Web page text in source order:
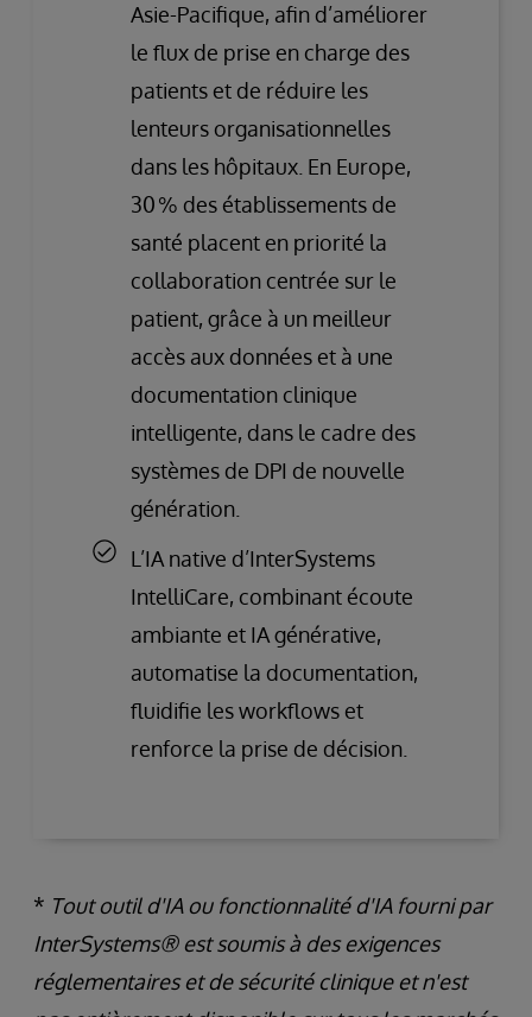
Asie-Pacifique, afin d’améliorer
le flux de prise en charge des
patients et de réduire les
lenteurs organisationnelles
dans les hôpitaux. En Europe,
30 % des établissements de
santé placent en priorité la
collaboration centrée sur le
patient, grâce à un meilleur
accès aux données et à une
documentation clinique
intelligente, dans le cadre des
systèmes de DPI de nouvelle
génération.
L’IA native d’InterSystems
IntelliCare, combinant écoute
ambiante et IA générative,
automatise la documentation,
fluidifie les workflows et
renforce la prise de décision.
* Tout outil d'IA ou fonctionnalité d'IA fourni par
InterSystems® est soumis à des exigences
réglementaires et de sécurité clinique et n'est